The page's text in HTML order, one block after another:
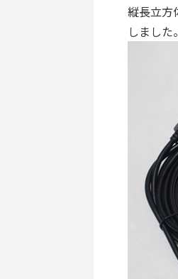
縦長立方
しました。